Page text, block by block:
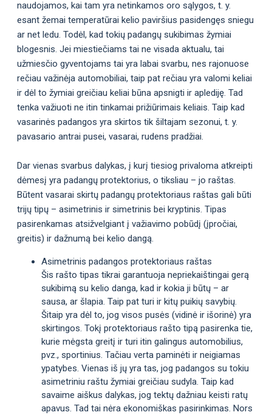
naudojamos, kai tam yra netinkamos oro sąlygos, t. y.
esant žemai temperatūrai kelio paviršius pasidengęs sniegu
ar net ledu. Todėl, kad tokių padangų sukibimas žymiai
blogesnis. Jei miestiečiams tai ne visada aktualu, tai
užmiesčio gyventojams tai yra labai svarbu, nes rajonuose
rečiau važinėja automobiliai, taip pat rečiau yra valomi keliai
ir dėl to žymiai greičiau keliai būna apsnigti ir aplediję. Tad
tenka važiuoti ne itin tinkamai prižiūrimais keliais. Taip kad
vasarinės padangos yra skirtos tik šiltajam sezonui, t. y.
pavasario antrai pusei, vasarai, rudens pradžiai.
Dar vienas svarbus dalykas, į kurį tiesiog privaloma atkreipti
dėmesį yra padangų protektorius, o tiksliau – jo raštas.
Būtent vasarai skirtų padangų protektoriaus raštas gali būti
trijų tipų – asimetrinis ir simetrinis bei kryptinis. Tipas
pasirenkamas atsižvelgiant į važiavimo pobūdį (įpročiai,
greitis) ir dažnumą bei kelio dangą.
Asimetrinis padangos protektoriaus raštas
Šis rašto tipas tikrai garantuoja nepriekaištingai gerą
sukibimą su kelio danga, kad ir kokia ji būtų – ar
sausa, ar šlapia. Taip pat turi ir kitų puikių savybių.
Šitaip yra dėl to, jog visos pusės (vidinė ir išorinė) yra
skirtingos. Tokį protektoriaus rašto tipą pasirenka tie,
kurie mėgsta greitį ir turi itin galingus automobilius,
pvz., sportinius. Tačiau verta paminėti ir neigiamas
ypatybes. Vienas iš jų yra tas, jog padangos su tokiu
asimetriniu raštu žymiai greičiau sudyla. Taip kad
savaime aiškus dalykas, jog tektų dažniau keisti ratų
apavus. Tad tai nėra ekonomiškas pasirinkimas. Nors